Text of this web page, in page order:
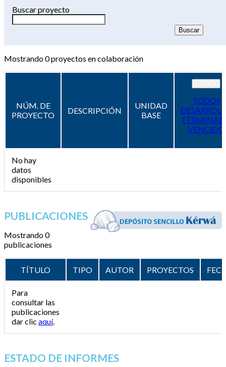
Buscar proyecto
Mostrando0proyectos en colaboración
NÚM. DE
PROYECTO
DESCRIPCIÓN
UNIDAD
BASE
TODOS
VENCIDO
No hay
datos
disponibles
PUBLICACIONES
Mostrando 0
publicaciones
TÍTULO TIPO AUTOR PROYECTOS
Para
consultar las
publicaciones
dar clic aquí.
ESTADO DE INFORMES